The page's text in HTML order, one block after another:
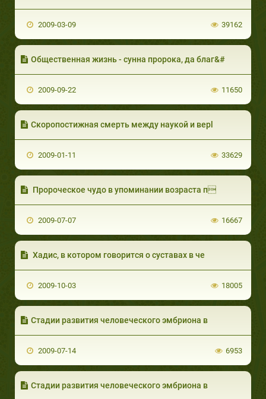
2009-03-09 39162
Общественная жизнь - сунна пророка, да благ&#
2009-09-22 11650
Скоропостижная смерть между наукой и верl
2009-01-11 33629
Пророческое чудо в упоминании возраста п
2009-07-07 16667
Хадис, в котором говорится о суставах в че
2009-10-03 18005
Стадии развития человеческого эмбриона в
2009-07-14 6953
Стадии развития человеческого эмбриона в